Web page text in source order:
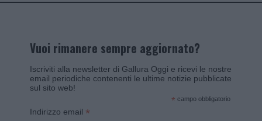
Vuoi rimanere sempre aggiornato?
Iscriviti alla newsletter di Gallura Oggi e ricevi le nostre
email periodiche contenenti le ultime notizie pubblicate
sul sito web!
* campo obbligatorio
Indirizzo email *